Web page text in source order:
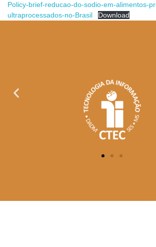
Policy-brief-reducao-do-sodio-em-alimentos-
ultraprocessados-no-Brasil
Download